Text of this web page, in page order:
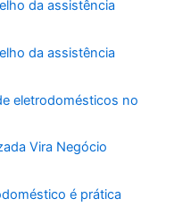
da assistência
da assistência
eletrodomésticos no
Vira Negócio
é prática